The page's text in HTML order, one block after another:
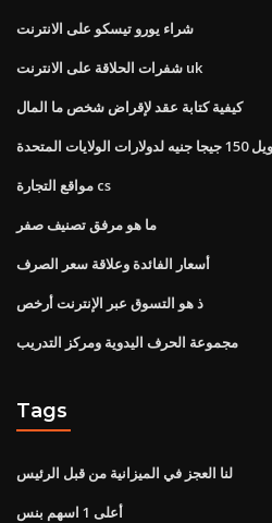
شراء يورو تيسكو على الانترنت
شفرات الحلاقة على الانترنت uk
كيفية كتابة عقد لإقراض شخص ما المال
الولايات المتحدة
مواقع التجارة cs
ما هو مرفق تصنيف صفر
أسعار الفائدة وعلاقة سعر الصرف
ذ هو التسوق عبر الإنترنت أرخص
مجموعة الحرف اليدوية ومركز التدريب
Tags
لنا العجز في الميزانية من قبل الرئيس
أعلى 1 اسهم بنس